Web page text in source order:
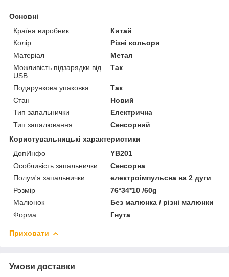
Основні
Країна виробник
Китай
Колір
Різні кольори
Матеріал
Метал
Можливість підзарядки від
USB
Так
Подарункова упаковка
Так
Стан
Новий
Тип запальнички
Електрична
Тип запалювання
Сенсорний
Користувальницькі характеристики
ДопИнфо
YB201
Особливість запальнички
Сенсорна
Полум'я запальнички
електроімпульсна на 2 дуги
Розмір
76*34*10 /60g
Малюнок
Без малюнка / різні малюнки
Форма
Гнута
Приховати
Умови доставки